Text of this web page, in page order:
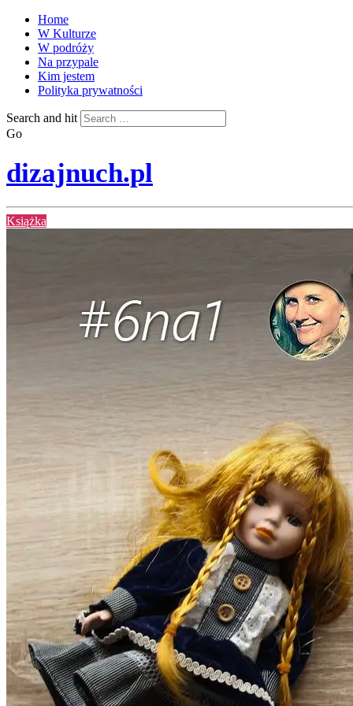
Home
W Kulturze
W podróży
Na przypale
Kim jestem
Polityka prywatności
Search and hit
Go
dizajnuch.pl
Książka